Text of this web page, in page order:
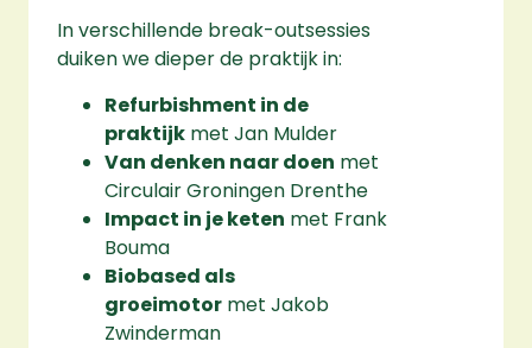
In verschillende break-outsessies
duiken we dieper de praktijk in:
Refurbishment in de
praktijk met Jan Mulder
Van denken naar doen met
Circulair Groningen Drenthe
Impact in je keten met Frank
Bouma
Biobased als
groeimotor met Jakob
Zwinderman